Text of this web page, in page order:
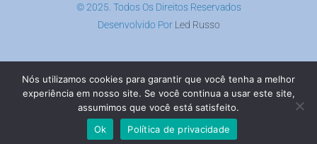
© 2025. Todos Os Direitos Reservados
Desenvolvido Por Led Russo
apuração de todo o conteúdo produzido por sua equipe,
ressaltando, no entanto, que não faz qualquer tipo de
recomendação de investimento, não se responsabilizando por
perdas, danos (diretos, indiretos e incidentais), custos e lucros
cessantes.
Nós utilizamos cookies para garantir que você tenha a melhor
experiência em nosso site. Se você continua a usar este site,
assumimos que você está satisfeito.
Ok
Política de privacidade